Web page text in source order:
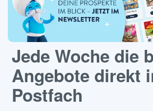
Jede Woche die
Angebote direkt
Postfach